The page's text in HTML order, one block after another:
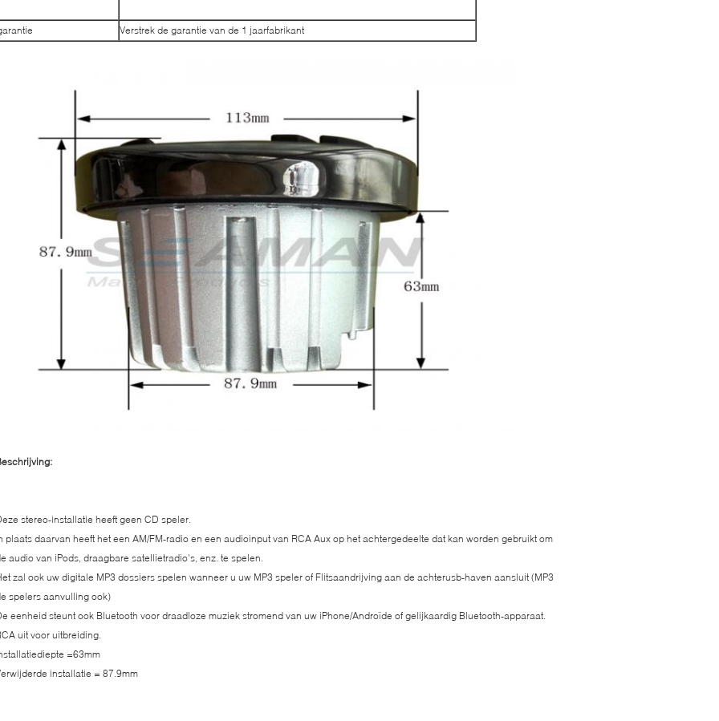
Verstrek de garantie van de 1 jaarfabrikant
stereo-installatie heeft geen CD speler.
plaats daarvan heeft het een AM/FM-radio en een audioinput van RCA Aux op het achtergedeelte dat kan worden gebruikt om
audio van iPods, draagbare satellietradio's, enz. te spelen.
zal ook uw digitale MP3 dossiers spelen wanneer u uw MP3 speler of Flitsaandrijving aan de achterusb-haven aansluit (MP3
spelers aanvulling ook)
eenheid steunt ook Bluetooth voor draadloze muziek stromend van uw iPhone/Androïde of gelijkaardig Bluetooth-apparaat.
uit voor uitbreiding.
=63mm
installatie = 87.9mm